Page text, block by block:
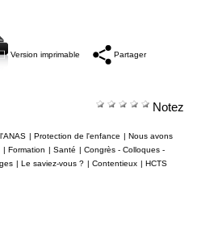
Version imprimable Partager
Notez
| Protection de l'enfance | Nous avons
| Formation | Santé | Congrès - Colloques -
| Le saviez-vous ? | Contentieux | HCTS